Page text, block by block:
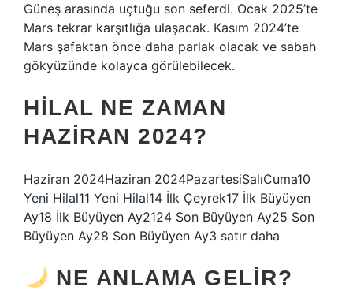
Güneş arasında uçtuğu son seferdi. Ocak 2025’te
Mars tekrar karşıtlığa ulaşacak. Kasım 2024’te
Mars şafaktan önce daha parlak olacak ve sabah
gökyüzünde kolayca görülebilecek.
HILAL NE ZAMAN
HAZIRAN 2024?
Haziran 2024Haziran 2024PazartesiSalıCuma10
Yeni Hilal11 Yeni Hilal14 İlk Çeyrek17 İlk Büyüyen
Ay18 İlk Büyüyen Ay2124 Son Büyüyen Ay25 Son
Büyüyen Ay28 Son Büyüyen Ay3 satır daha
NE ANLAMA GELIR?